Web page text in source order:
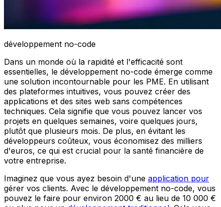
développement no-code
Dans un monde où la rapidité et l'efficacité sont
essentielles, le développement no-code émerge comme
une solution incontournable pour les PME. En utilisant
des plateformes intuitives, vous pouvez créer des
applications et des sites web sans compétences
techniques. Cela signifie que vous pouvez lancer vos
projets en quelques semaines, voire quelques jours,
plutôt que plusieurs mois. De plus, en évitant les
développeurs coûteux, vous économisez des milliers
d'euros, ce qui est crucial pour la santé financière de
votre entreprise.
Imaginez que vous ayez besoin d'une application pour
gérer vos clients. Avec le développement no-code, vous
pouvez le faire pour environ 2000 € au lieu de 10 000 €